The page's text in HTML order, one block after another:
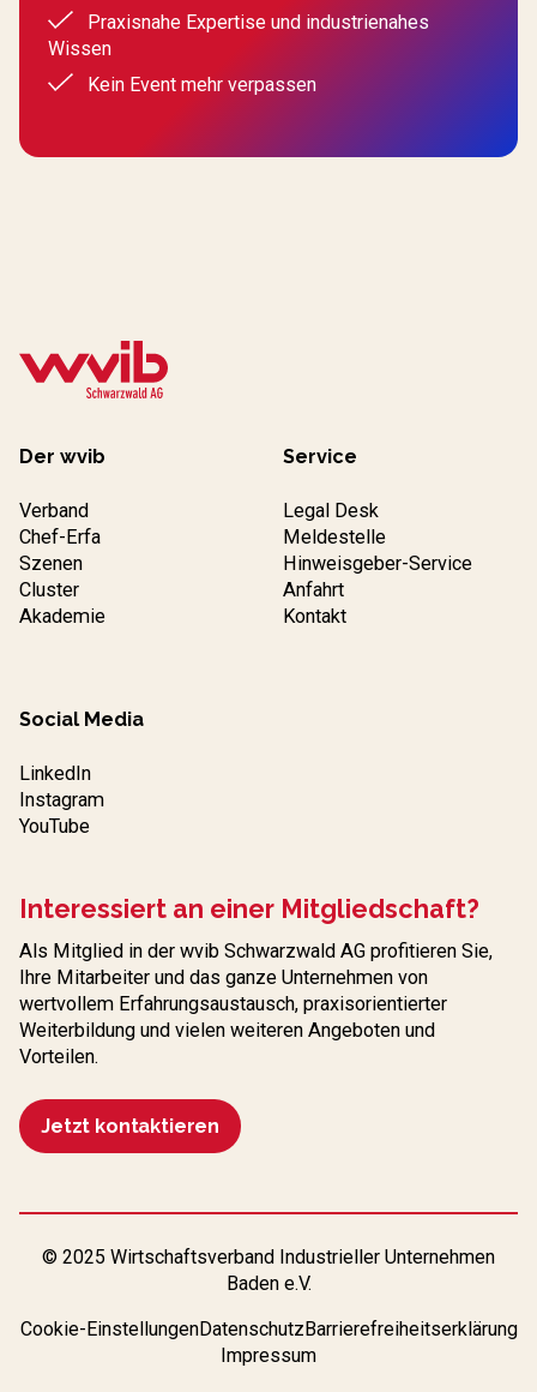
Praxisnahe Expertise und industrienahes
Wissen
Kein Event mehr verpassen
Der wvib
Verband
Chef-Erfa
Szenen
Cluster
Akademie
Service
Legal Desk
Meldestelle
Hinweisgeber-Service
Anfahrt
Kontakt
Social Media
LinkedIn
Instagram
YouTube
Interessiert an einer Mitgliedschaft?
Als Mitglied in der wvib Schwarzwald AG profitieren Sie,
Ihre Mitarbeiter und das ganze Unternehmen von
wertvollem Erfahrungs­austausch, praxisorientierter
Weiterbildung und vielen weiteren Angeboten und
Vorteilen.
Jetzt kontaktieren
© 2025 Wirtschaftsverband Industrieller Unternehmen
Baden e.V.
Cookie-EinstellungenDatenschutzBarrierefreiheitserklärung
Impressum